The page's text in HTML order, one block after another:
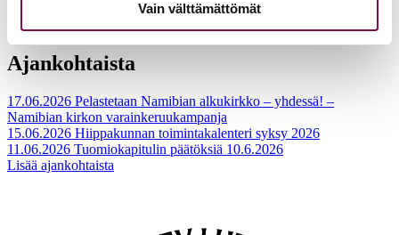
Vain välttämättömät
Ajankohtaista
17.06.2026 Pelastetaan Namibian alkukirkko – yhdessä! –
Namibian kirkon varainkeruukampanja
15.06.2026 Hiippakunnan toimintakalenteri syksy 2026
11.06.2026 Tuomiokapitulin päätöksiä 10.6.2026
Lisää ajankohtaista